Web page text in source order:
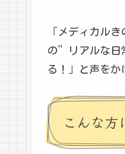
「メディカル
の”リアルな日
る！」と声をか
こんな方